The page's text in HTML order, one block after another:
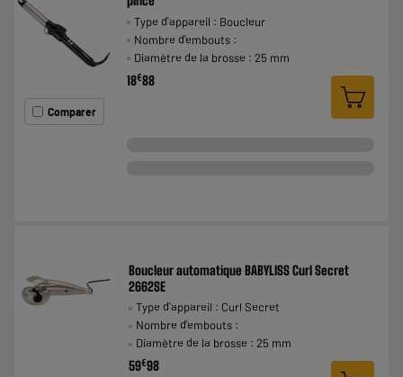
Comparer
Type d'appareil : Boucleur
Nombre d'embouts :
Diamètre de la brosse : 25 mm
18€88
Boucleur automatique BABYLISS Curl Secret
2662SE
Type d'appareil : Curl Secret
Nombre d'embouts :
Diamètre de la brosse : 25 mm
59€98